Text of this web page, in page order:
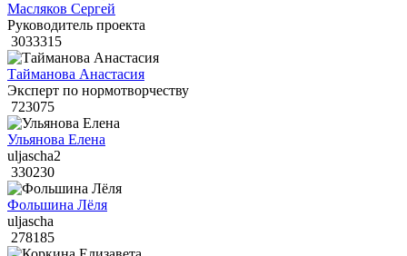
Масляков Сергей
Руководитель проекта
3033315
Тайманова Анастасия
Эксперт по нормотворчеству
723075
Ульянова Елена
uljascha2
330230
Фольшина Лёля
uljascha
278185